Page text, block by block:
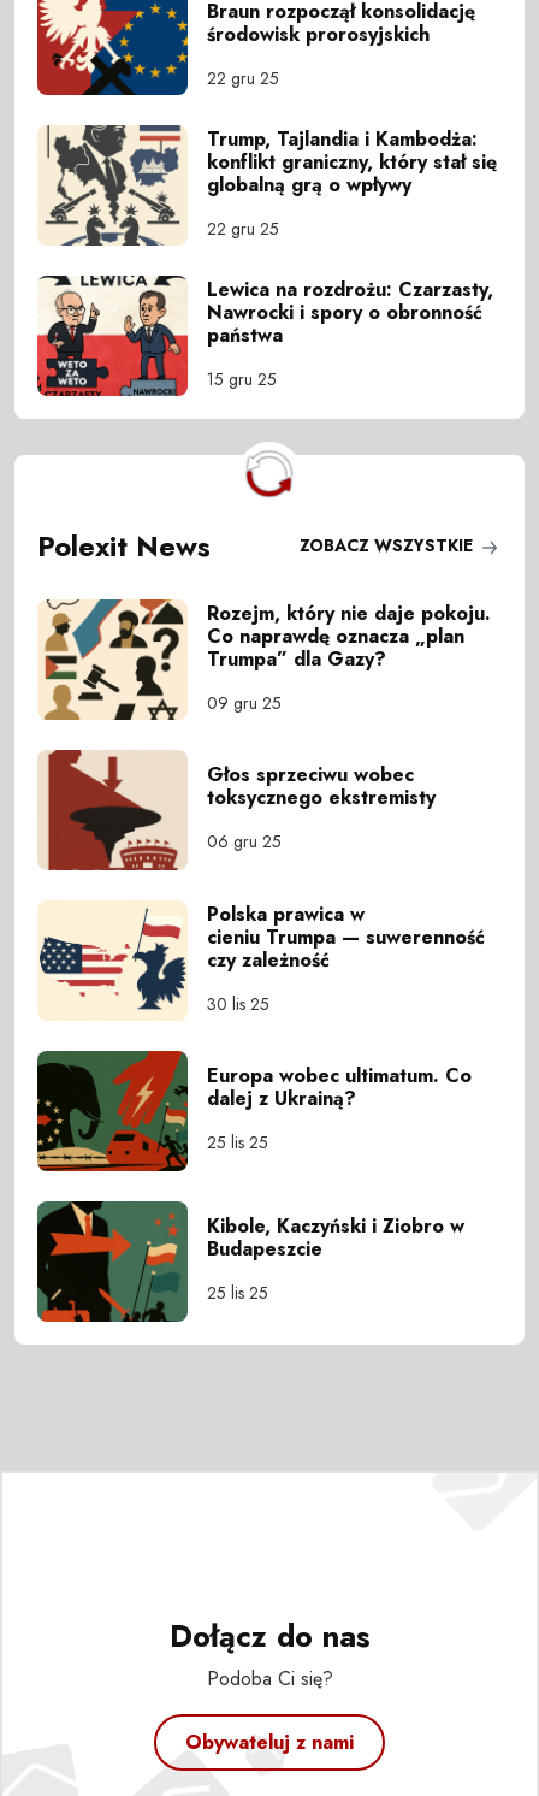
Braun rozpoczął konsolidację
środowisk prorosyjskich
22 gru 25
Trump, Tajlandia i Kambodża:
konflikt graniczny, który stał się
globalną grą o wpływy
22 gru 25
Lewica na rozdrożu: Czarzasty,
Nawrocki i spory o obronność
państwa
15 gru 25
Polexit News ZOBACZ WSZYSTKIE
Rozejm, który nie daje pokoju.
Co naprawdę oznacza „plan
Trumpa” dla Gazy?
09 gru 25
Głos sprzeciwu wobec
toksycznego ekstremisty
06 gru 25
Polska prawica w
cieniu Trumpa — suwerenność
czy zależność
30 lis 25
Europa wobec ultimatum. Co
dalej z Ukrainą?
25 lis 25
Kibole, Kaczyński i Ziobro w
Budapeszcie
25 lis 25
Dołącz do nas
Podoba Ci się?
Obywateluj z nami